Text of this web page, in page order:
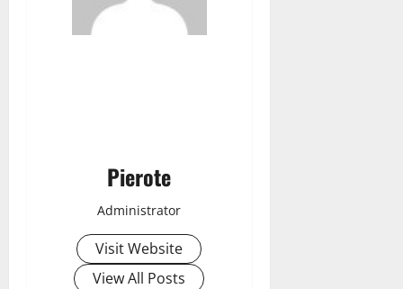
Pierote
Administrator
Visit Website
View All Posts